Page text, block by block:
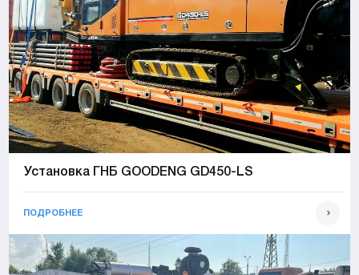
Установка ГНБ GOODENG GD450-LS
ПОДРОБНЕЕ